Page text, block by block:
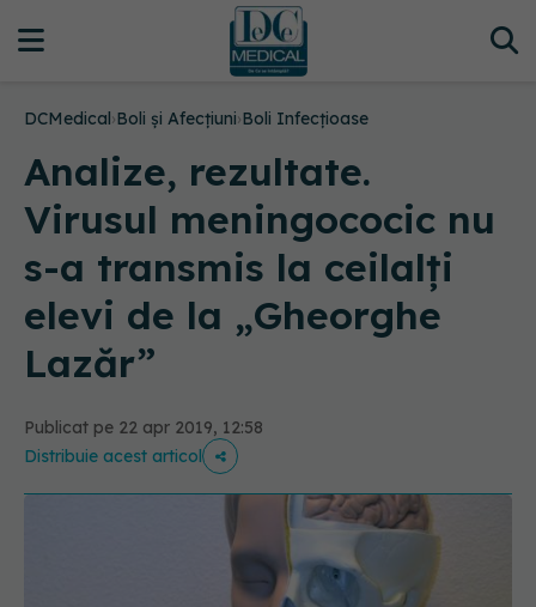
DCMedical›Boli și Afecțiuni›Boli Infecțioase
Analize, rezultate.
Virusul meningococic nu
s-a transmis la ceilalți
elevi de la „Gheorghe
Lazăr”
Publicat pe 22 apr 2019, 12:58
Distribuie acest articol